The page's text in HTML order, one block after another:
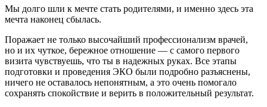
Мы долго шли к мечте стать родителями, и именно здесь эта
мечта наконец сбылась.
Поражает не только высочайший профессионализм врачей,
но и их чуткое, бережное отношение — с самого первого
визита чувствуешь, что ты в надежных руках. Все этапы
подготовки и проведения ЭКО были подробно разъяснены,
ничего не оставалось непонятным, а это очень помогало
сохранять спокойствие и верить в положительный результат.